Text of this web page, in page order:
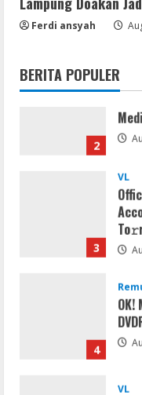
Ferdi ansyah
BERITA POPULER
2
VL
OK!
VL